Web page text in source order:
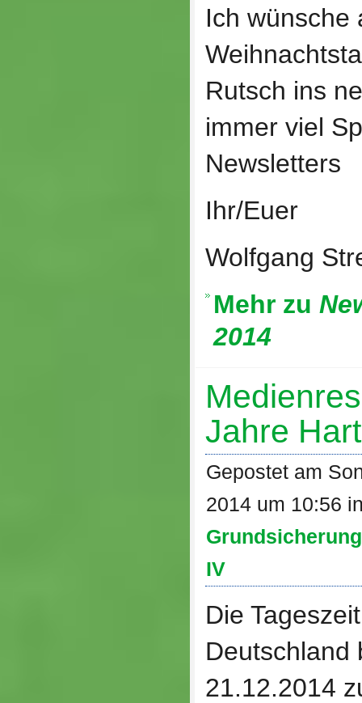
Ich wünsche
Rutsch ins
immer viel
Newsletters
Ihr/Euer
Wolfgang
Mehr zu
2014
Jahre
Gepostet am
2014 um 10:56
Grundsicherung
IV
Die
Deutschland
21.12.2014